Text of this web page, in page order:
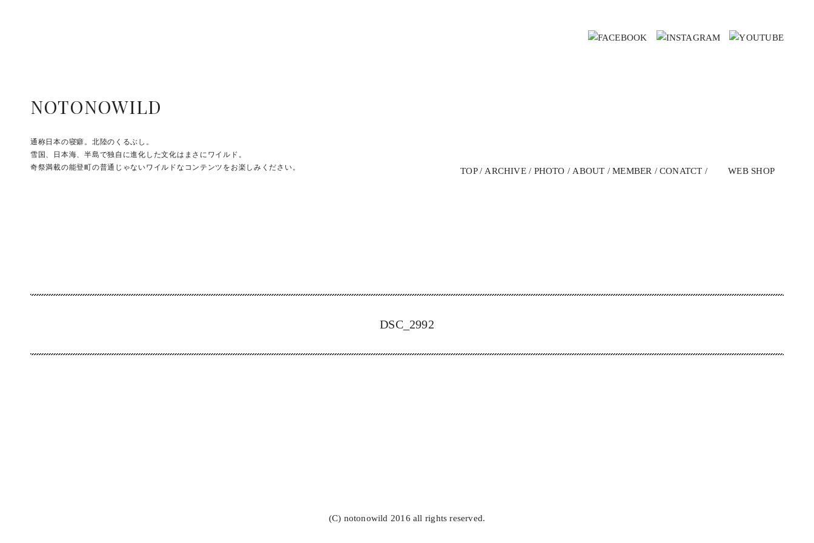
NOTONOWILD
通称日本の寝癖。北陸のくるぶし。
雪国、日本海、半島で独自に進化した文化はまさにワイルド。
奇祭満載の能登町の普通じゃないワイルドなコンテンツをお楽しみください。
TOP ARCHIVE PHOTO ABOUT MEMBER CONATCT WEB SHOP
DSC_2992
(C) notonowild 2016 all rights reserved.